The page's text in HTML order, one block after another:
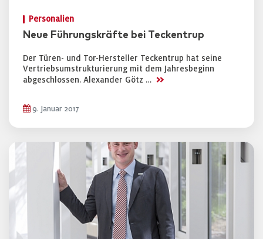
Personalien
Neue Führungskräfte bei Teckentrup
Der Türen- und Tor-Hersteller Teckentrup hat seine
Vertriebsumstrukturierung mit dem Jahresbeginn
abgeschlossen. Alexander Götz … >>
9. Januar 2017